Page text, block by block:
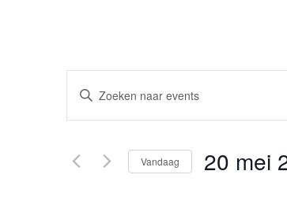
n
Vul
Zoek
Vandaag 20 mei